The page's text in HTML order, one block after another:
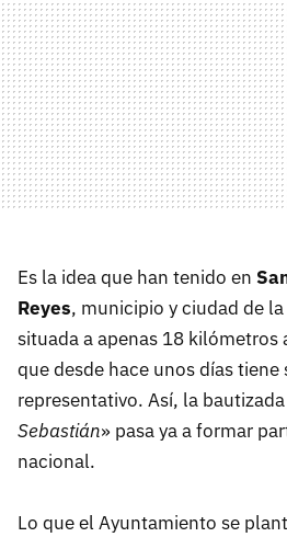
Es la idea que han tenido en
Reyes, municipio y ciudad de
situada a apenas 18 kilómetros
que desde hace unos días tiene
representativo. Así, la
Sebastián» pasa ya a formar
nacional.
Lo que el Ayuntamiento se